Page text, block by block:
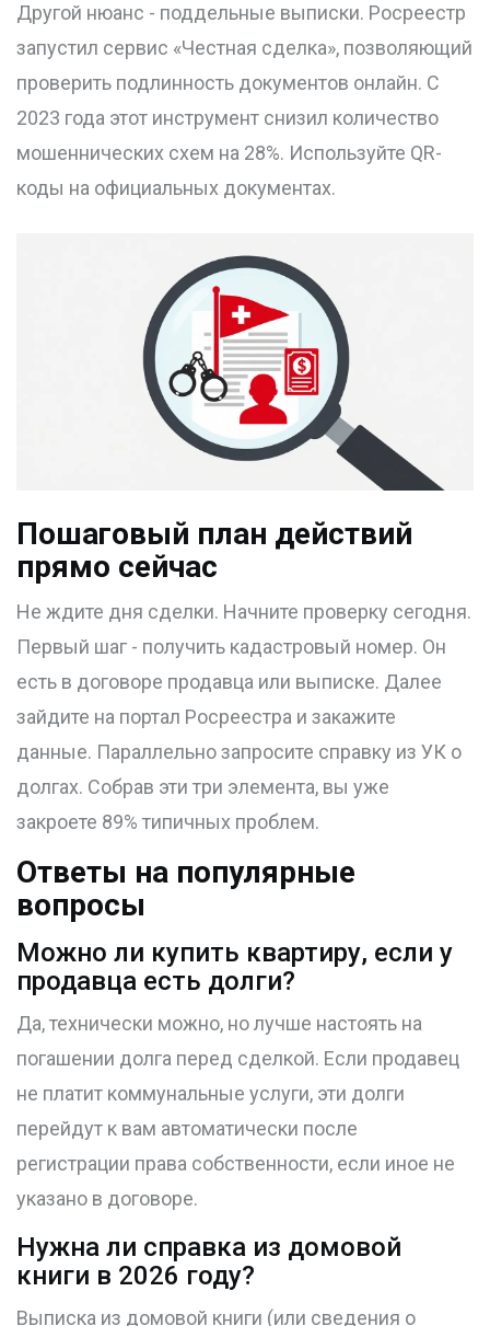
Другой нюанс - поддельные выписки. Росреестр
запустил сервис «Честная сделка», позволяющий
проверить подлинность документов онлайн. С
2023 года этот инструмент снизил количество
мошеннических схем на 28%. Используйте QR-
коды на официальных документах.
Пошаговый план действий
прямо сейчас
Не ждите дня сделки. Начните проверку сегодня.
Первый шаг - получить кадастровый номер. Он
есть в договоре продавца или выписке. Далее
зайдите на портал Росреестра и закажите
данные. Параллельно запросите справку из УК о
долгах. Собрав эти три элемента, вы уже
закроете 89% типичных проблем.
Ответы на популярные
вопросы
Можно ли купить квартиру, если у
продавца есть долги?
Да, технически можно, но лучше настоять на
погашении долга перед сделкой. Если продавец
не платит коммунальные услуги, эти долги
перейдут к вам автоматически после
регистрации права собственности, если иное не
указано в договоре.
Нужна ли справка из домовой
книги в 2026 году?
Выписка из домовой книги (или сведения о